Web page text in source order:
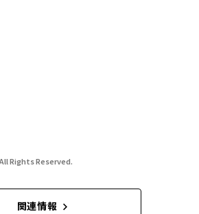
Rights Reserved.
関連情報